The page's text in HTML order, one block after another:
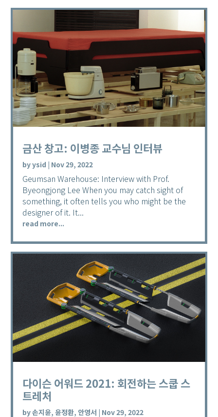
금산 창고: 이병종 교수님 인터뷰
byysid | Nov 29, 2022
Geumsan Warehouse: Interview with Prof.
Byeongjong Lee When you may catch sight of
something, it often tells you who might be the
designer of it. It...
read more...
다이슨 어워드 2021: 회전하는 스쿱 스
트레처
by손지윤, 윤정환, 안영서 | Nov 29, 2022